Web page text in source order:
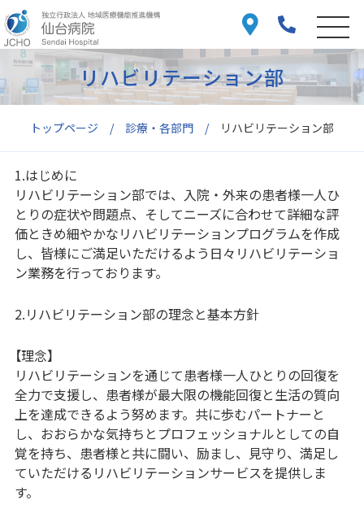
トップページ 診療・各部門 リハビリテーション部
リハビリテーション部
1.はじめに
リハビリテーション部では、入院・外来の患者様一人ひ
とりの症状や問題点、そしてニーズに合わせて詳細な評
価ときめ細やかなリハビリテーションプログラムを作成
し、皆様にご満足いただけるよう日々リハビリテーショ
ン業務を行っております。
2.リハビリテーション部の理念と基本方針
【理念】
リハビリテーションを通じて患者様一人ひとりの回復を
全力で支援し、患者様が最大限の機能回復と生活の質向
上を達成できるよう努めます。共に歩むパートナーと
し、おおらかな気持ちとプロフェッショナルとしての自
覚を持ち、患者様と共に闘い、励まし、見守り、満足し
ていただけるリハビリテーションサービスを提供しま
す。